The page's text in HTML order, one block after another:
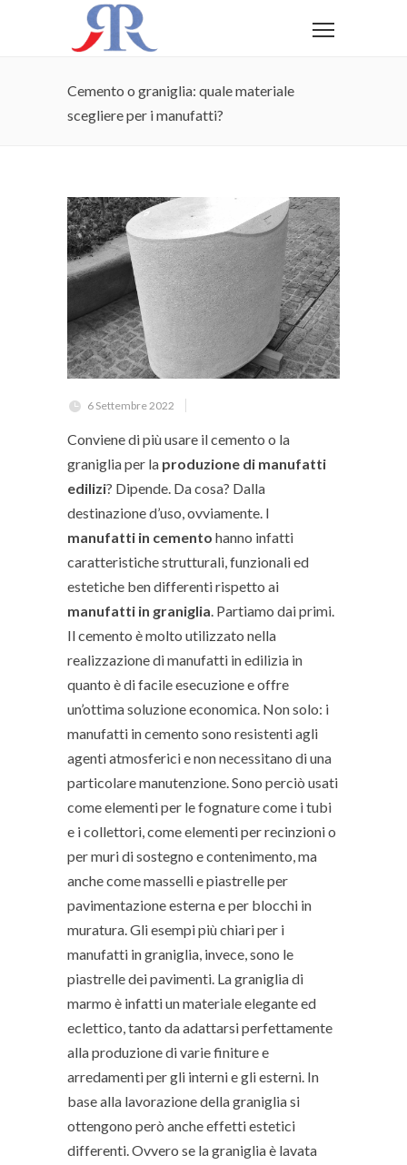
Cemento o graniglia: quale materiale
scegliere per i manufatti?
6 Settembre 2022
Conviene di più usare il cemento o la
graniglia per la produzione di manufatti
edilizi? Dipende. Da cosa? Dalla
destinazione d’uso, ovviamente. I
manufatti in cemento hanno infatti
caratteristiche strutturali, funzionali ed
estetiche ben differenti rispetto ai
manufatti in graniglia. Partiamo dai primi.
Il cemento è molto utilizzato nella
realizzazione di manufatti in edilizia in
quanto è di facile esecuzione e offre
un’ottima soluzione economica. Non solo: i
manufatti in cemento sono resistenti agli
agenti atmosferici e non necessitano di una
particolare manutenzione. Sono perciò usati
come elementi per le fognature come i tubi
e i collettori, come elementi per recinzioni o
per muri di sostegno e contenimento, ma
anche come masselli e piastrelle per
pavimentazione esterna e per blocchi in
muratura. Gli esempi più chiari per i
manufatti in graniglia, invece, sono le
piastrelle dei pavimenti. La graniglia di
marmo è infatti un materiale elegante ed
eclettico, tanto da adattarsi perfettamente
alla produzione di varie finiture e
arredamenti per gli interni e gli esterni. In
base alla lavorazione della graniglia si
ottengono però anche effetti estetici
differenti. Ovvero se la graniglia è lavata